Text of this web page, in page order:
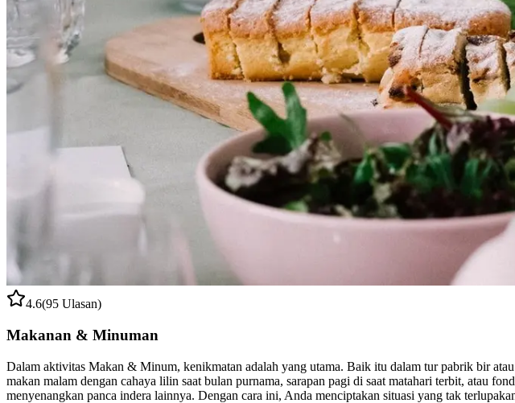
4.6(95 Ulasan)
Makanan & Minuman
Dalam aktivitas Makan & Minum, kenikmatan adalah yang utama. Baik itu dalam tur pabrik bir
makan malam dengan cahaya lilin saat bulan purnama, sarapan pagi di saat matahari terbit, atau
menyenangkan panca indera lainnya. Dengan cara ini, Anda menciptakan situasi yang tak